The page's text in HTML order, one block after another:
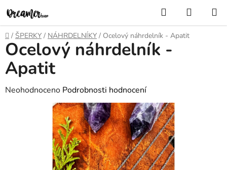
na
obsah
Hledat
KOŠÍK
Domů
/ ŠPERKY / NÁHRDELNÍKY / Ocelový náhrdelník - Apatit
Ocelový náhrdelník -
Apatit
Průměrné
Neohodnoceno Podrobnosti hodnocení